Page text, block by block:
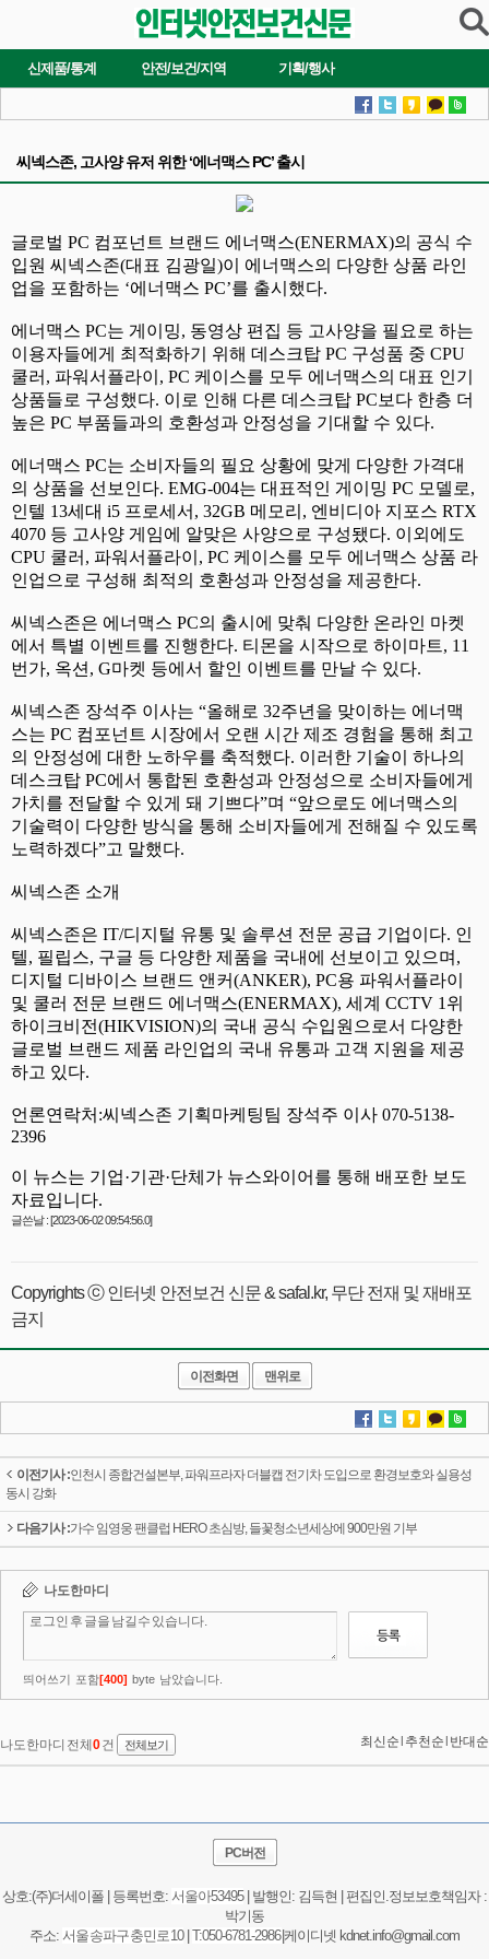
신제품/통계 안전/보건/지역 기획/행사
씨넥스존, 고사양 유저 위한 ‘에너맥스 PC’ 출시
글쓴날 : [2023-06-02 09:54:56.0]
Copyrights ⓒ 인터넷 안전보건 신문 & safal.kr, 무단 전재 및 재배포
금지
이전화면 맨위로
이전기사 :인천시 종합건설본부, 파워프라자 더블캡 전기차 도입으로 환경보호와 실용성
동시 강화
다음기사 :가수 임영웅 팬클럽 HERO 초심방, 들꽃청소년세상에 900만원 기부
PC버전
상호:(주)더세이폴 | 등록번호: 서울아53495| 발행인: 김득현 | 편집인.정보보호책임자 :
박기동
주소: 서울 송파구 충민로 10| T:050-6781-2986|케이디넷 kdnet.info@gmail.com